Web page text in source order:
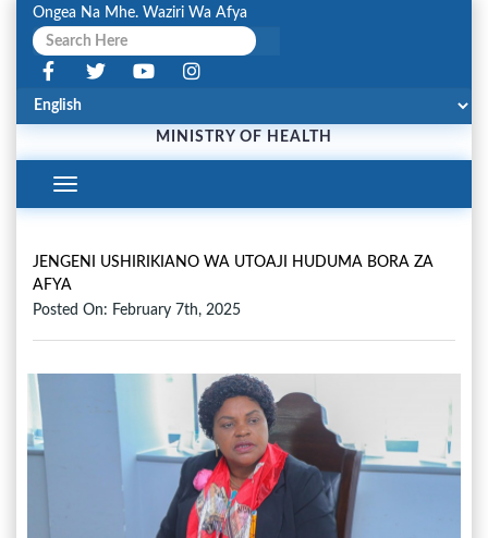
Ongea Na Mhe. Waziri Wa Afya
MINISTRY OF HEALTH
Toggle
Navigation
JENGENI USHIRIKIANO WA UTOAJI HUDUMA BORA ZA
AFYA
Posted On: February 7th, 2025